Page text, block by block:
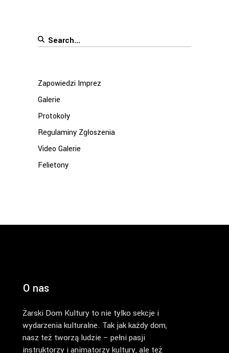
Search
Zapowiedzi Imprez
Galerie
Protokoły
Regulaminy Zgłoszenia
Video Galerie
Felietony
O nas
Żarski Dom Kultury to nie tylko sekcje i
wydarzenia kulturalne. Tak jak każdy dom,
nasz też tworzą ludzie – pełni pasji
instruktorzy i animatorzy kultury, ale też